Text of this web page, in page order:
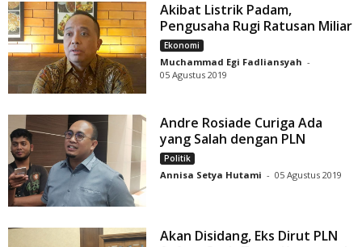
Akibat Listrik Padam,
Pengusaha Rugi Ratusan Miliar
Ekonomi
Muchammad Egi Fadliansyah -
05 Agustus 2019
Andre Rosiade Curiga Ada
yang Salah dengan PLN
Politik
Annisa Setya Hutami - 05 Agustus 2019
Akan Disidang, Eks Dirut PLN